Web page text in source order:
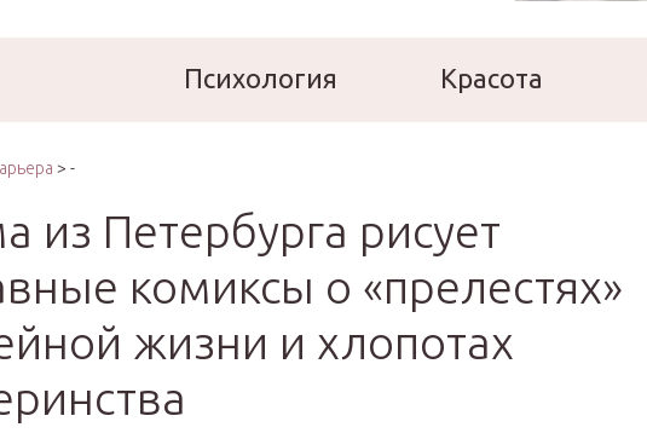
Психология Красота
> -
из Петербурга рисует
комиксы о «прелестях»
жизни и хлопотах